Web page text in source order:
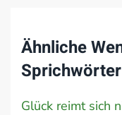
Ähnliche
Sprichwörter
Glück reimt sich